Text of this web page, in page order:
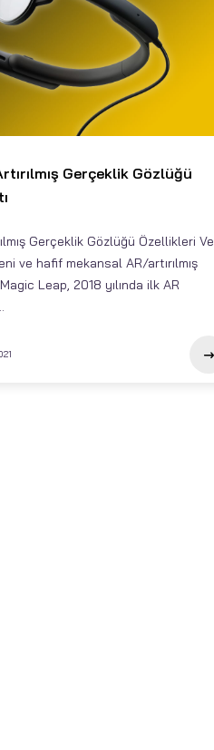
Gerçeklik Gözlüğü
Gerçeklik Gözlüğü Özellikleri Ve
ve hafif mekansal AR/artırılmış
Leap, 2018 yılında ilk AR